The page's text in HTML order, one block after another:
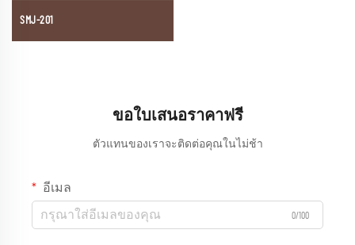
SMJ-201
ขอใบเสนอราคาฟรี
ตัวแทนของเราจะติดต่อคุณในไม่ช้า
อีเมล
0/100